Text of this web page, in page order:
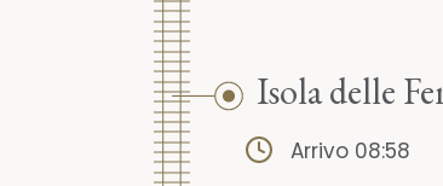
Isola delle
Arrivo 08:58